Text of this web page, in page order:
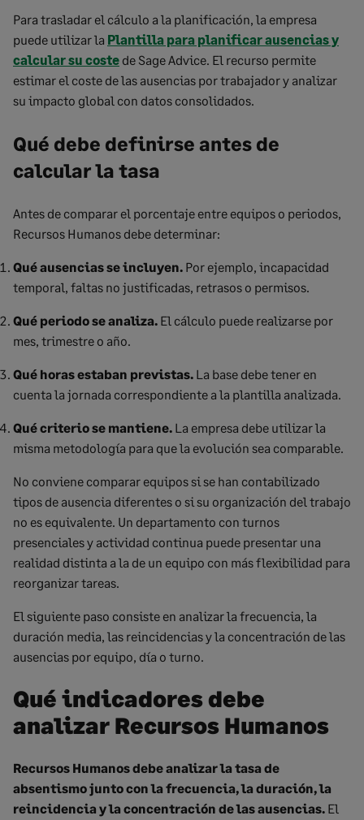
Para trasladar el cálculo a la planificación, la empresa
puede utilizar la Plantilla para planificar ausencias y
calcular su coste de Sage Advice. El recurso permite
estimar el coste de las ausencias por trabajador y analizar
su impacto global con datos consolidados.
Qué debe definirse antes de
calcular la tasa
Antes de comparar el porcentaje entre equipos o periodos,
Recursos Humanos debe determinar:
Qué ausencias se incluyen. Por ejemplo, incapacidad
temporal, faltas no justificadas, retrasos o permisos.
Qué periodo se analiza. El cálculo puede realizarse por
mes, trimestre o año.
Qué horas estaban previstas. La base debe tener en
cuenta la jornada correspondiente a la plantilla analizada.
Qué criterio se mantiene. La empresa debe utilizar la
misma metodología para que la evolución sea comparable.
No conviene comparar equipos si se han contabilizado
tipos de ausencia diferentes o si su organización del trabajo
no es equivalente. Un departamento con turnos
presenciales y actividad continua puede presentar una
realidad distinta a la de un equipo con más flexibilidad para
reorganizar tareas.
El siguiente paso consiste en analizar la frecuencia, la
duración media, las reincidencias y la concentración de las
ausencias por equipo, día o turno.
Qué indicadores debe
analizar Recursos Humanos
Recursos Humanos debe analizar la tasa de
absentismo junto con la frecuencia, la duración, la
reincidencia y la concentración de las ausencias. El